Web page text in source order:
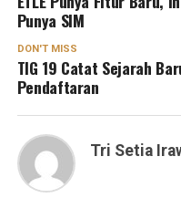
Punya SIM
DON'T MISS
TIG 19 Catat Sejarah
Pendaftaran
Tri Setia